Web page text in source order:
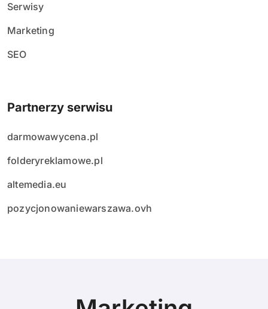
Serwisy
Marketing
SEO
Partnerzy serwisu
darmowawycena.pl
folderyreklamowe.pl
altemedia.eu
pozycjonowaniewarszawa.ovh